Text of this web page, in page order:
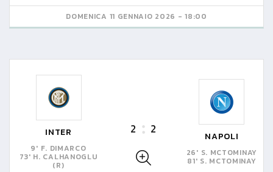
DOMENICA 11 GENNAIO 2026 - 18:00
INTER
9' F. DIMARCO
73' H. CALHANOGLU
(R)
2 2 NAPOLI
26' S. MCTOMINAY
81' S. MCTOMINAY